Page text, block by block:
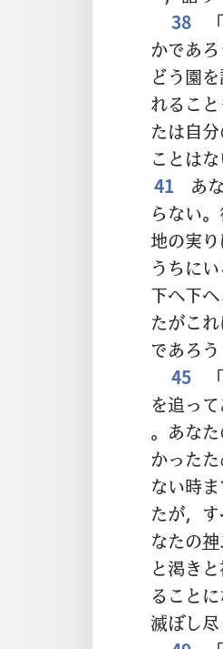
38
かであろ
どう園を
れるこ
たは自分
ことは
41
あ
らない。
地の実り
うちに
下へ下
たがこ
であろう
45
を追っ
。あな
かった
ない時
たが，
なたの神
と渇きと
ること
滅ぼし尽